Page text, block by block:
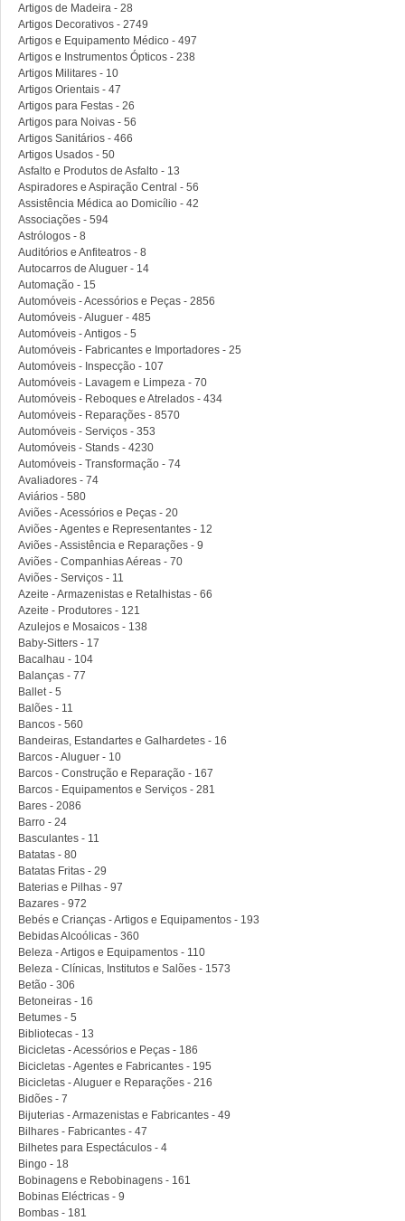
Artigos de Madeira - 28
Artigos Decorativos - 2749
Artigos e Equipamento Médico - 497
Artigos e Instrumentos Ópticos - 238
Artigos Militares - 10
Artigos Orientais - 47
Artigos para Festas - 26
Artigos para Noivas - 56
Artigos Sanitários - 466
Artigos Usados - 50
Asfalto e Produtos de Asfalto - 13
Aspiradores e Aspiração Central - 56
Assistência Médica ao Domicílio - 42
Associações - 594
Astrólogos - 8
Auditórios e Anfiteatros - 8
Autocarros de Aluguer - 14
Automação - 15
Automóveis - Acessórios e Peças - 2856
Automóveis - Aluguer - 485
Automóveis - Antigos - 5
Automóveis - Fabricantes e Importadores - 25
Automóveis - Inspecção - 107
Automóveis - Lavagem e Limpeza - 70
Automóveis - Reboques e Atrelados - 434
Automóveis - Reparações - 8570
Automóveis - Serviços - 353
Automóveis - Stands - 4230
Automóveis - Transformação - 74
Avaliadores - 74
Aviários - 580
Aviões - Acessórios e Peças - 20
Aviões - Agentes e Representantes - 12
Aviões - Assistência e Reparações - 9
Aviões - Companhias Aéreas - 70
Aviões - Serviços - 11
Azeite - Armazenistas e Retalhistas - 66
Azeite - Produtores - 121
Azulejos e Mosaicos - 138
Baby-Sitters - 17
Bacalhau - 104
Balanças - 77
Ballet - 5
Balões - 11
Bancos - 560
Bandeiras, Estandartes e Galhardetes - 16
Barcos - Aluguer - 10
Barcos - Construção e Reparação - 167
Barcos - Equipamentos e Serviços - 281
Bares - 2086
Barro - 24
Basculantes - 11
Batatas - 80
Batatas Fritas - 29
Baterias e Pilhas - 97
Bazares - 972
Bebés e Crianças - Artigos e Equipamentos - 193
Bebidas Alcoólicas - 360
Beleza - Artigos e Equipamentos - 110
Beleza - Clínicas, Institutos e Salões - 1573
Betão - 306
Betoneiras - 16
Betumes - 5
Bibliotecas - 13
Bicicletas - Acessórios e Peças - 186
Bicicletas - Agentes e Fabricantes - 195
Bicicletas - Aluguer e Reparações - 216
Bidões - 7
Bijuterias - Armazenistas e Fabricantes - 49
Bilhares - Fabricantes - 47
Bilhetes para Espectáculos - 4
Bingo - 18
Bobinagens e Rebobinagens - 161
Bobinas Eléctricas - 9
Bombas - 181